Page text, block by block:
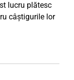
lucru plătesc
câștigurile lor